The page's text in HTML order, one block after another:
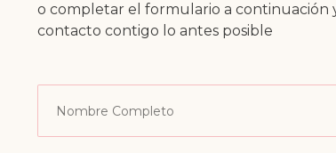
o completar el formulario a continuación
contacto contigo lo antes posible